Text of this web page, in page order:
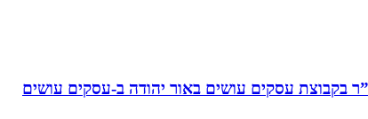
בקבוצת עסקים עושים באור יהודה‏ ב-‏עסקים עושים